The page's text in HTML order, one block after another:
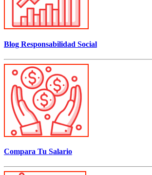
Blog Responsabilidad Social
Compara Tu Salario